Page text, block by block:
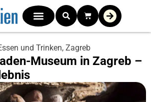
und Trinken, Zagreb
Museum in Zagreb –